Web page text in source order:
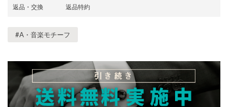
返品・交換
返品特約
#A・音楽モチーフ